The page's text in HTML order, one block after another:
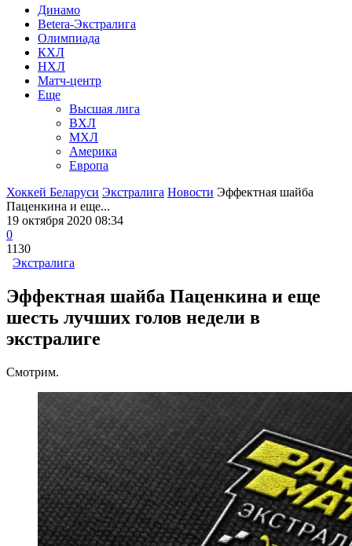
Динамо
Betera-Экстралига
Олимпиада
КХЛ
НХЛ
Матч-центр
Еще
Высшая лига
ВХЛ
МХЛ
Америка
Европа
Хоккей Беларуси Экстралига Новости Эффектная шайба
Паценкина и еще...
19 октября 2020 08:34
0
1130
Экстралига
Эффектная шайба Паценкина и еще
шесть лучших голов недели в
экстралиге
Смотрим.